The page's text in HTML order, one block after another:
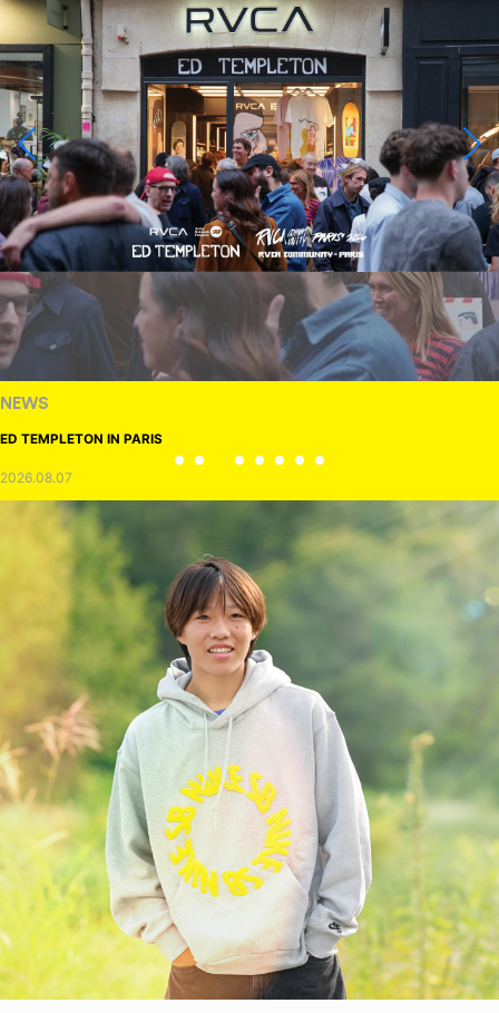
NEWS
ED TEMPLETON IN PARIS
2026.08.07